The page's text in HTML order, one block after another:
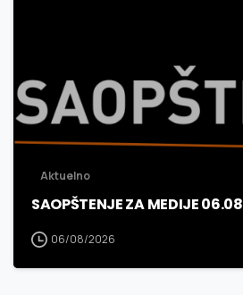
Aktuelno
SAOPŠTENJE ZA MEDIJE 06.08
06/08/2026